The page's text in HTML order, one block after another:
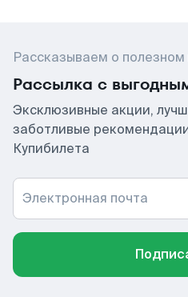
Рассказываем о
Рассылка с
Эксклюзивные акции,
заботливые
Купибилета
Электронная почта